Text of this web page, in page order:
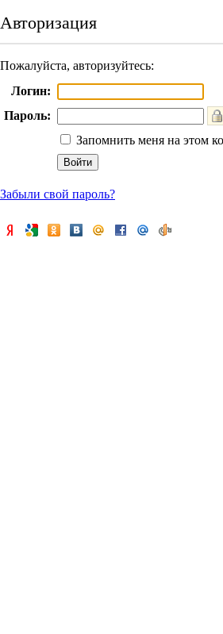
Авторизация
Пожалуйста, авторизуйтесь:
Логин:
Пароль:
Запомнить меня на этом
Забыли свой пароль?